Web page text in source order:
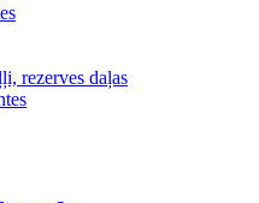
rezerves daļas